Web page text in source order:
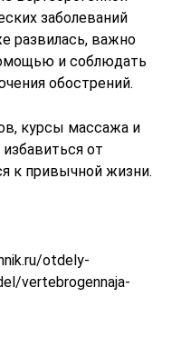
заболеваний
развилась, важно
и соблюдать
обострений.
курсы массажа и
от
к привычной жизни.
otdely-
vertebrogennaja-